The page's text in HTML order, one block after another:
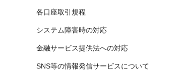
各口座取引規程
システム障害時の対応
金融サービス提供法への対応
SNS等の情報発信サービスについて